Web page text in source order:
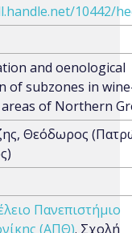
10442/
and oenological
of subzones in
of Northern
Θεόδωρος
Πανεπιστήμιο
(ΑΠΘ). Σχολή